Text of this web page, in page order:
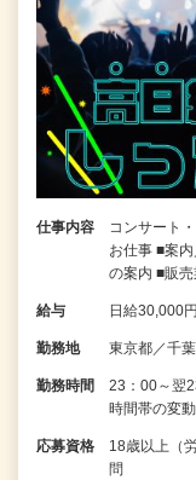
仕事内容
コンサート
お仕事 ■案
の案内 ■販
給与 日給30,000
勤務地 東京都／千
勤務時間
23：00～翌
時間帯の変
応募資格
18歳以上（
問